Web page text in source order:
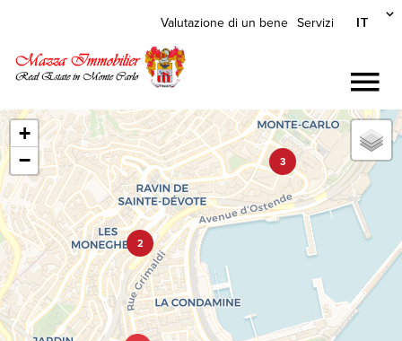
Valutazione di un bene Servizi IT
2
3
+
−